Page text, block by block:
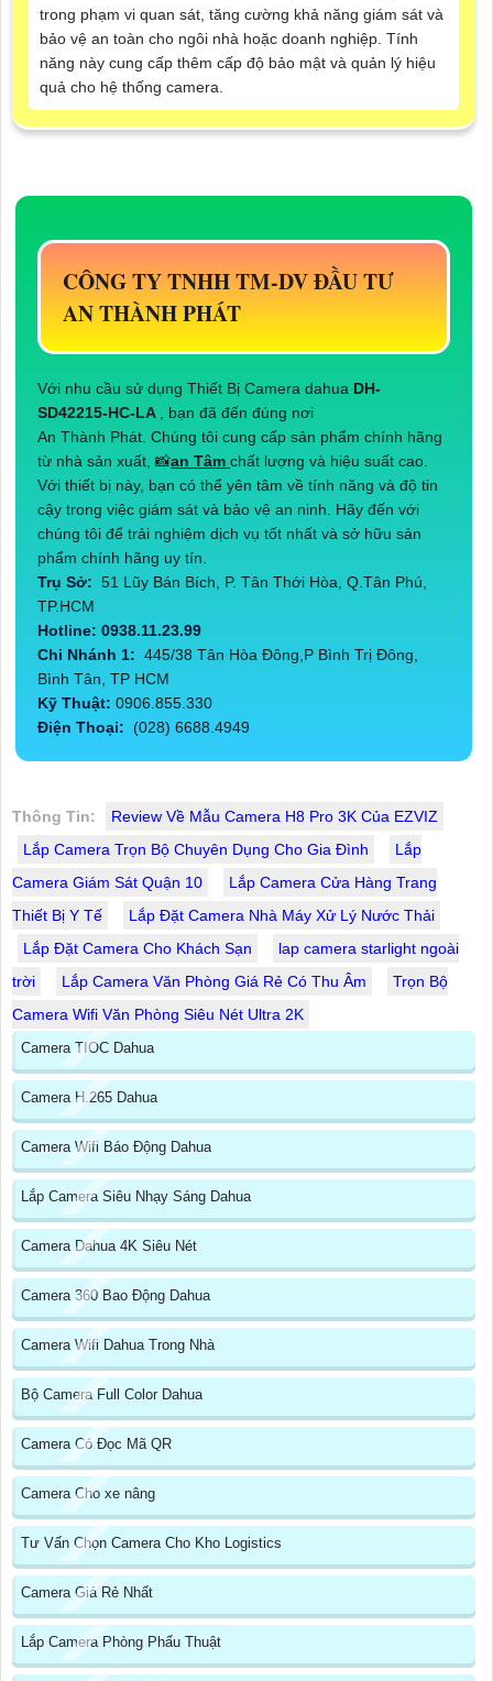
trong phạm vi quan sát, tăng cường khả năng giám sát và
bảo vệ an toàn cho ngôi nhà hoặc doanh nghiệp. Tính
năng này cung cấp thêm cấp độ bảo mật và quản lý hiệu
quả cho hệ thống camera.
CÔNG TY TNHH TM-DV ĐẦU TƯ
AN THÀNH PHÁT
Với nhu cầu sử dụng Thiết Bị Camera dahua DH-
SD42215-HC-LA
, bạn đã đến đúng nơi
An Thành Phát. Chúng tôi cung cấp sản phẩm chính hãng
từ nhà sản xuất, 📸an Tâm chất lượng và hiệu suất cao.
Với thiết bị này, bạn có thể yên tâm về tính năng và độ tin
cậy trong việc giám sát và bảo vệ an ninh. Hãy đến với
chúng tôi để trải nghiệm dịch vụ tốt nhất và sở hữu sản
phẩm chính hãng uy tín.
Trụ Sở: 51 Lũy Bán Bích, P. Tân Thới Hòa, Q.Tân Phú,
TP.HCM
Hotline: 0938.11.23.99
Chi Nhánh 1: 445/38 Tân Hòa Đông,P Bình Trị Đông,
Bình Tân, TP HCM
Kỹ Thuật: 0906.855.330
Điện Thoại:
(028) 6688.4949
Thông Tin:
Review Về Mẫu Camera H8 Pro 3K Của EZVIZ
Lắp Camera Trọn Bộ Chuyên Dụng Cho Gia Đình
Lắp
Camera Giám Sát Quận 10
Lắp Camera Cửa Hàng Trang
Thiết Bị Y Tế
Lắp Đặt Camera Nhà Máy Xử Lý Nước Thải
Lắp Đặt Camera Cho Khách Sạn
lap camera starlight ngoài
trời
Lắp Camera Văn Phòng Giá Rẻ Có Thu Âm
Trọn Bộ
Camera Wifi Văn Phòng Siêu Nét Ultra 2K
Camera TIOC Dahua
Camera H.265 Dahua
Camera Wifi Báo Động Dahua
Lắp Camera Siêu Nhạy Sáng Dahua
Camera Dahua 4K Siêu Nét
Camera 360 Bao Động Dahua
Camera Wifi Dahua Trong Nhà
Bộ Camera Full Color Dahua
Camera Có Đọc Mã QR
Camera Cho xe nâng
Tư Vấn Chọn Camera Cho Kho Logistics
Camera Giá Rẻ Nhất
Lắp Camera Phòng Phẩu Thuật